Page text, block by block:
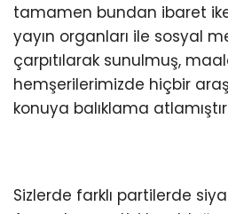
tamamen bundan ibaret
yayın organları ile sosyal
çarpıtılarak sunulmuş,
hemşerilerimizde hiçbir
konuya balıklama
Sizlerde farklı partilerde